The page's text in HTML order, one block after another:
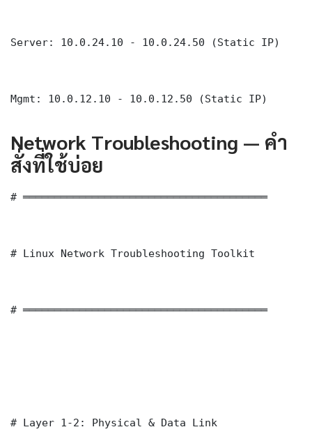
Server: 10.0.24.10 - 10.0.24.50 (Static IP)
Mgmt: 10.0.12.10 - 10.0.12.50 (Static IP)
Network Troubleshooting — คำ
สั่งที่ใช้บ่อย
# ═══════════════════════════════════════
# Linux Network Troubleshooting Toolkit
# ═══════════════════════════════════════
# Layer 1-2: Physical & Data Link